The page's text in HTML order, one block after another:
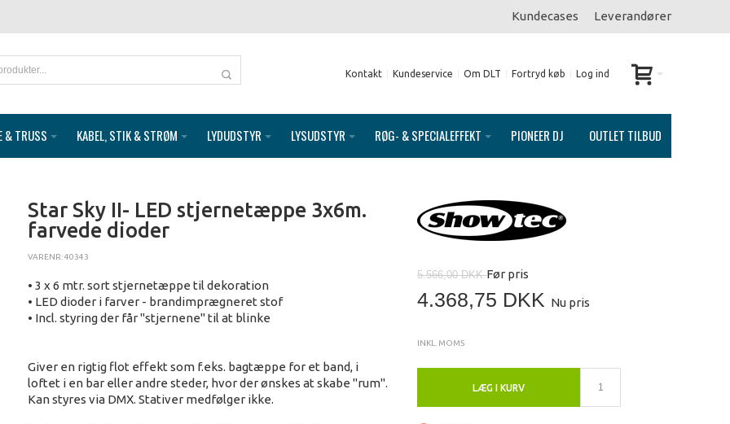
Kundecases Leverandører
Kontakt Kundeservice Om DLT Fortryd køb Log ind
& TRUSS KABEL, STIK & STRØM LYDUDSTYR LYSUDSTYR RØG- & SPECIALEFFEKT PIONEER DJ OUTLET TILBUD
Star Sky II- LED stjernetæppe 3x6m.
farvede dioder
VARENR: 40343
• 3 x 6 mtr. sort stjernetæppe til dekoration
• LED dioder i farver - brandimprægneret stof
• Incl. styring der får "stjernene" til at blinke
Giver en rigtig flot effekt som f.eks. bagtæppe for et band, i
loftet i en bar eller andre steder, hvor der ønskes at skabe "rum".
Kan styres via DMX. Stativer medfølger ikke.
5.566,00 DKKFør pris
4.368,75 DKK Nu pris
INKL. MOMS
LÆG I KURV